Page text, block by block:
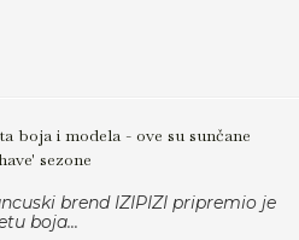
boja i modela - ove su sunčane
sezone
brend IZIPIZI pripremio je
boja...